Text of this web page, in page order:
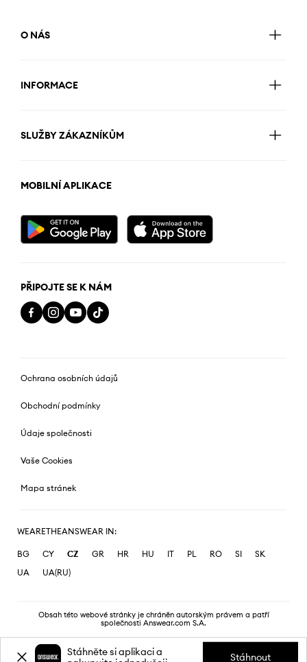
O NÁS
INFORMACE
SLUŽBY ZÁKAZNÍKŮM
MOBILNÍ APLIKACE
PŘIPOJTE SE K NÁM
Ochrana osobních údajů
Obchodní podmínky
Údaje společnosti
Vaše Cookies
Mapa stránek
WEARETHEANSWEAR IN:
BG CY CZ GR HR HU IT PL RO SI
SK
UA
UA(RU)
Obsah této webové stránky je chráněn autorským právem a patří
společnosti Answear.com S.A.
Stáhněte si aplikaci a
Stáhnout